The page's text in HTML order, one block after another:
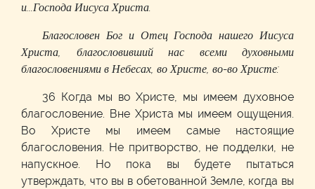
и...Господа Иисуса Христа.
Благословен Бог и Отец Господа нашего Иисуса
Христа, благословивший нас всеми духовными
благословениями в Небесах, во Христе, во-во Христе:
36 Когда мы во Христе, мы имеем духовное
благословение. Вне Христа мы имеем ощущения.
Во Христе мы имеем самые настоящие
благословения. Не притворство, не подделки, не
напускное. Но пока вы будете пытаться
утверждать, что вы в обетованной Земле, когда вы